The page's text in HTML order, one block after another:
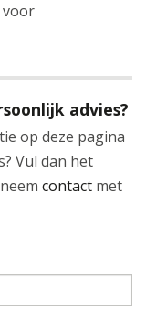
voor
advies?
op deze pagina
Vul dan het
contact met